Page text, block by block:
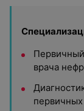
врача